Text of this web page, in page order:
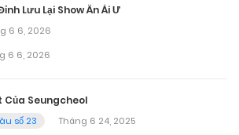
Lưu Lại Show Ân Ái Ư
6 6, 2026
6 6, 2026
Của Seungcheol
số 23
Tháng 6 24, 2025